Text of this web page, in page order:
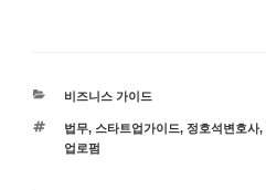
카
고
리
비즈니스 가이드
태
그
법무, 스타트업가이드, 정호석변호사,
업로펌